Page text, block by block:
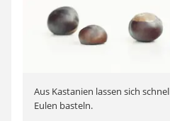
Aus Kastanien lassen sich
Eulen basteln.